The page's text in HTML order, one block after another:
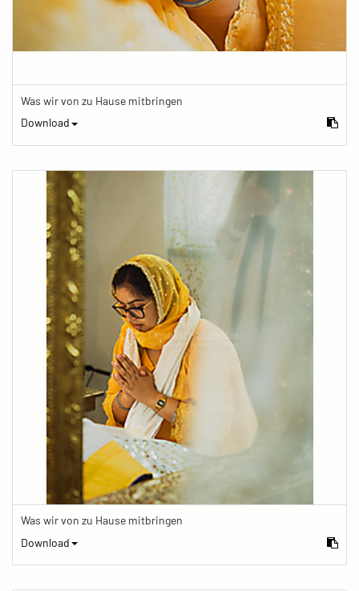
Was wir von zu Hause mitbringen
Download
Was wir von zu Hause mitbringen
Download